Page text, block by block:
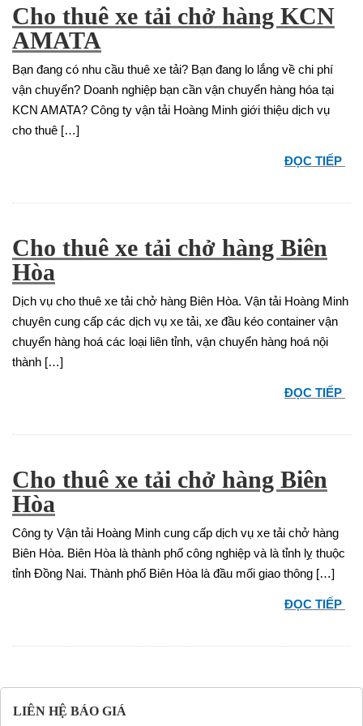
Cho thuê xe tải chở hàng KCN
AMATA
Bạn đang có nhu cầu thuê xe tải? Bạn đang lo lắng về chi phí
vận chuyển? Doanh nghiệp bạn cần vận chuyển hàng hóa tại
KCN AMATA? Công ty vận tải Hoàng Minh giới thiệu dịch vụ
cho thuê […]
ĐỌC TIẾP
Cho thuê xe tải chở hàng Biên
Hòa
Dịch vụ cho thuê xe tải chở hàng Biên Hòa. Vận tải Hoàng Minh
chuyên cung cấp các dịch vụ xe tải, xe đầu kéo container vận
chuyển hàng hoá các loại liên tỉnh, vận chuyển hàng hoá nội
thành […]
ĐỌC TIẾP
Cho thuê xe tải chở hàng Biên
Hòa
Công ty Vận tải Hoàng Minh cung cấp dịch vụ xe tải chở hàng
Biên Hòa. Biên Hòa là thành phố công nghiệp và là tỉnh lỵ thuộc
tỉnh Đồng Nai. Thành phố Biên Hòa là đầu mối giao thông […]
ĐỌC TIẾP
LIÊN HỆ BÁO GIÁ